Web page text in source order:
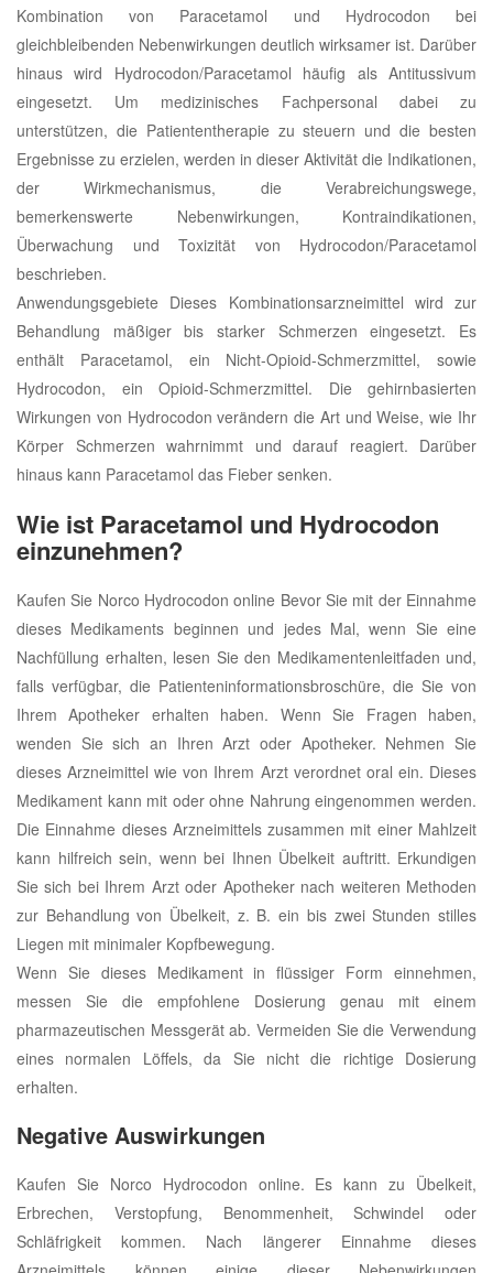
Kombination von Paracetamol und Hydrocodon bei
gleichbleibenden Nebenwirkungen deutlich wirksamer ist. Darüber
hinaus wird Hydrocodon/Paracetamol häufig als Antitussivum
eingesetzt. Um medizinisches Fachpersonal dabei zu
unterstützen, die Patiententherapie zu steuern und die besten
Ergebnisse zu erzielen, werden in dieser Aktivität die Indikationen,
der Wirkmechanismus, die Verabreichungswege,
bemerkenswerte Nebenwirkungen, Kontraindikationen,
Überwachung und Toxizität von Hydrocodon/Paracetamol
beschrieben.
Anwendungsgebiete Dieses Kombinationsarzneimittel wird zur
Behandlung mäßiger bis starker Schmerzen eingesetzt. Es
enthält Paracetamol, ein Nicht-Opioid-Schmerzmittel, sowie
Hydrocodon, ein Opioid-Schmerzmittel. Die gehirnbasierten
Wirkungen von Hydrocodon verändern die Art und Weise, wie Ihr
Körper Schmerzen wahrnimmt und darauf reagiert. Darüber
hinaus kann Paracetamol das Fieber senken.
Wie ist Paracetamol und Hydrocodon
einzunehmen?
Kaufen Sie Norco Hydrocodon online Bevor Sie mit der Einnahme
dieses Medikaments beginnen und jedes Mal, wenn Sie eine
Nachfüllung erhalten, lesen Sie den Medikamentenleitfaden und,
falls verfügbar, die Patienteninformationsbroschüre, die Sie von
Ihrem Apotheker erhalten haben. Wenn Sie Fragen haben,
wenden Sie sich an Ihren Arzt oder Apotheker. Nehmen Sie
dieses Arzneimittel wie von Ihrem Arzt verordnet oral ein. Dieses
Medikament kann mit oder ohne Nahrung eingenommen werden.
Die Einnahme dieses Arzneimittels zusammen mit einer Mahlzeit
kann hilfreich sein, wenn bei Ihnen Übelkeit auftritt. Erkundigen
Sie sich bei Ihrem Arzt oder Apotheker nach weiteren Methoden
zur Behandlung von Übelkeit, z. B. ein bis zwei Stunden stilles
Liegen mit minimaler Kopfbewegung.
Wenn Sie dieses Medikament in flüssiger Form einnehmen,
messen Sie die empfohlene Dosierung genau mit einem
pharmazeutischen Messgerät ab. Vermeiden Sie die Verwendung
eines normalen Löffels, da Sie nicht die richtige Dosierung
erhalten.
Negative Auswirkungen
Kaufen Sie Norco Hydrocodon online. Es kann zu Übelkeit,
Erbrechen, Verstopfung, Benommenheit, Schwindel oder
Schläfrigkeit kommen. Nach längerer Einnahme dieses